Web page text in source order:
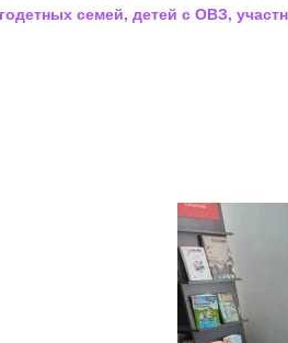
семей, детей с ОВЗ,